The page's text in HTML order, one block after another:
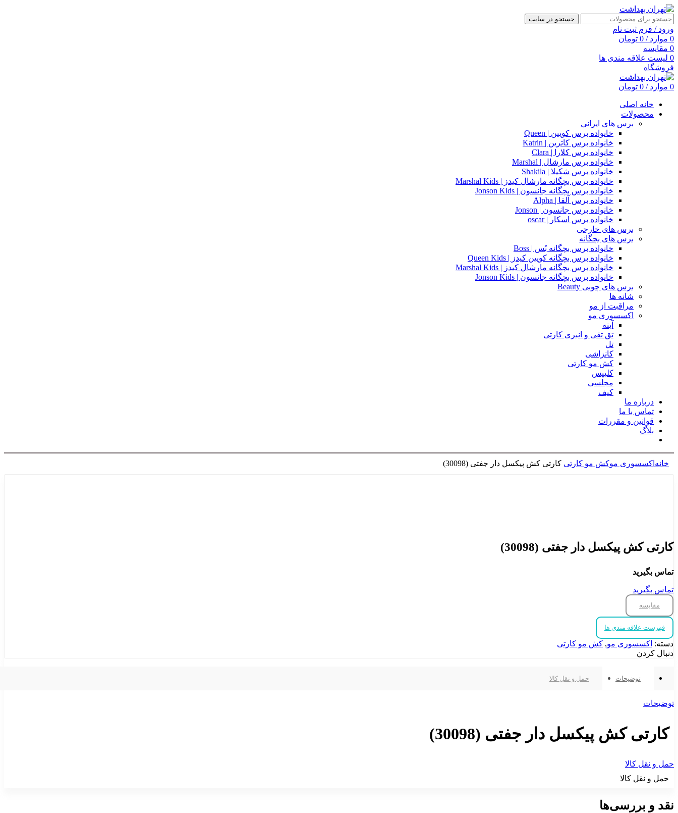
جستجو در سایت
ورود / فرم ثبت نام
0 موارد /
0 تومان
0 مقایسه
0 لیست علاقه مندی ها
فروشگاه
0 موارد /
0 تومان
خانه اصلی
محصولات
برس های ایرانی
خانواده برس کویین | Queen
خانواده برس کاترین | Katrin
خانواده برس کلارا | Clara
خانواده برس مارشال | Marshal
خانواده برس شکیلا | Shakila
خانواده برس بچگانه مارشال کیدز | Marshal Kids
خانواده برس بچگانه جانسون | Jonson Kids
خانواده برس آلفا | Alpha
خانواده برس جانسون | Jonson
خانواده برس اسکار | oscar
برس های خارجی
برس های بچگانه
خانواده برس بچگانه بُس | Boss
خانواده برس بچگانه کویین کیدز | Queen Kids
خانواده برس بچگانه مارشال کیدز | Marshal Kids
خانواده برس بچگانه جانسون | Jonson Kids
برس های چوبی Beauty
شانه ها
مراقبت از مو
اکسسوری مو
آینه
تق تقی و انبری کارتی
تل
کانزاشی
کش مو کارتی
کلیپس
مجلسی
کیف
درباره ما
تماس با ما
قوانین و مقررات
بلاگ
خانه اکسسوری موکش مو کارتی کارتی کش پیکسل دار جفتی (30098)
کارتی کش پیکسل دار جفتی (30098)
تماس بگیرید
تماس بگیرید
مقایسه
فهرست علاقه مندی ها
دسته: اکسسوری مو, کش مو کارتی
دنبال کردن
توضیحات حمل و نقل کالا
توضیحات
کارتی کش پیکسل دار جفتی (30098)
حمل و نقل کالا
حمل و نقل کالا
نقد و بررسی‌ها